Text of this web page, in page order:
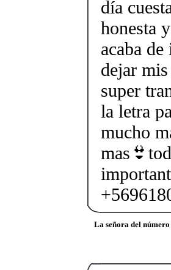
día
honesta
acaba
dejar
super
la letra
mucho
La señora del